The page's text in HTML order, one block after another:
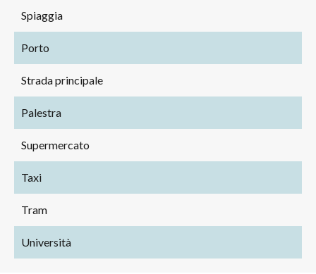
Spiaggia
Porto
Strada principale
Palestra
Supermercato
Taxi
Tram
Università